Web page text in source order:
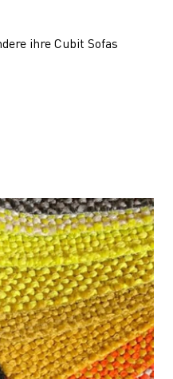
ihre Cubit Sofas